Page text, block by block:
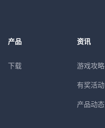
产品
下载
资讯
游戏攻略
有奖活动
产品动态